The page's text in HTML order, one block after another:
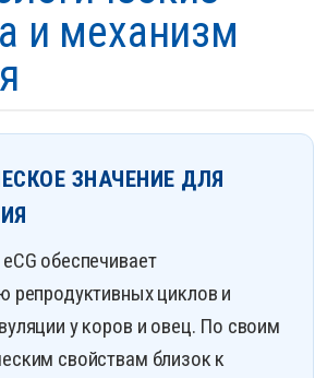
и механизм
ЗНАЧЕНИЕ ДЛЯ
обеспечивает
репродуктивных циклов и
у коров и овец. По своим
свойствам близок к